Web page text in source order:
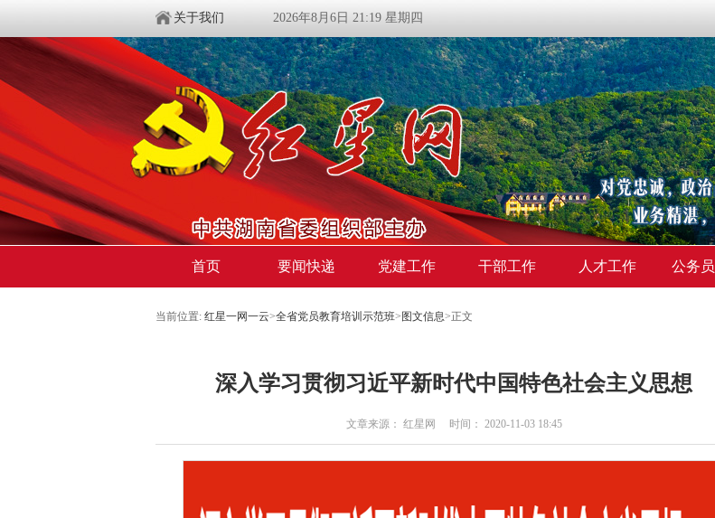
关于我们 2026年8月6日 21:19 星期四
首页 要闻快递 党建工作 干部工作 人才工作 公务
当前位置: 红星一网一云>全省党员教育培训示范班> 图文信息>正文
深入学习贯彻习近平新时代中国特色社会主义思想
文章来源： 红星网 时间： 2020-11-03 18:45